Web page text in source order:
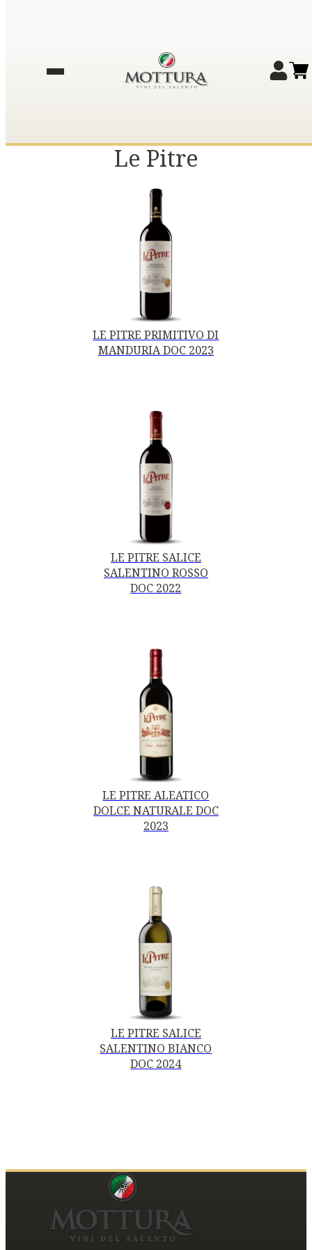
Le Pitre
LE PITRE PRIMITIVO DI
MANDURIA DOC 2023
LE PITRE SALICE
SALENTINO ROSSO
DOC 2022
LE PITRE ALEATICO
DOLCE NATURALE DOC
2023
LE PITRE SALICE
SALENTINO BIANCO
DOC 2024